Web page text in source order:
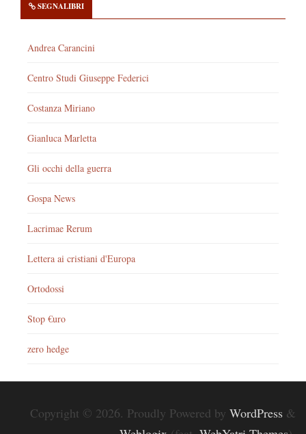
SEGNALIBRI
Andrea Carancini
Centro Studi Giuseppe Federici
Costanza Miriano
Gianluca Marletta
Gli occhi della guerra
Gospa News
Lacrimae Rerum
Lettera ai cristiani d'Europa
Ortodossi
Stop €uro
zero hedge
Copyright © 2026. Proudly Powered by WordPress &